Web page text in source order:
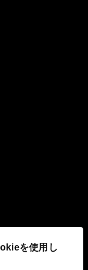
を使用し